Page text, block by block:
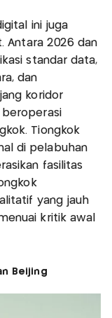
ini juga
Antara 2026 dan
standar data,
dan
koridor
Tiongkok
di pelabuhan
fasilitas
yang jauh
kritik awal
Beijing